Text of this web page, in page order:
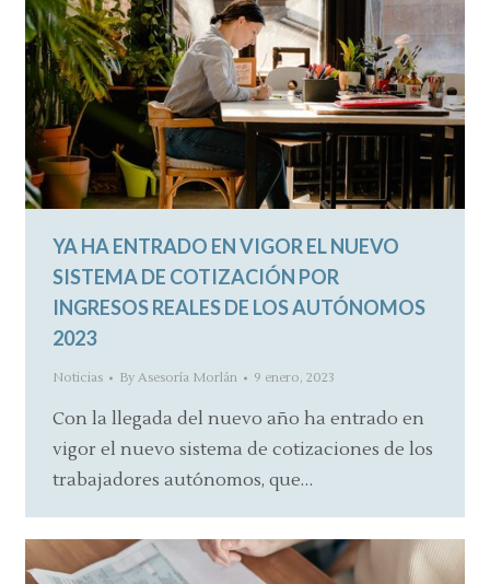
YA HA ENTRADO EN VIGOR EL NUEVO
SISTEMA DE COTIZACIÓN POR
INGRESOS REALES DE LOS AUTÓNOMOS
2023
Noticias By Asesoría Morlán 9 enero, 2023
Con la llegada del nuevo año ha entrado en
vigor el nuevo sistema de cotizaciones de los
trabajadores autónomos, que…